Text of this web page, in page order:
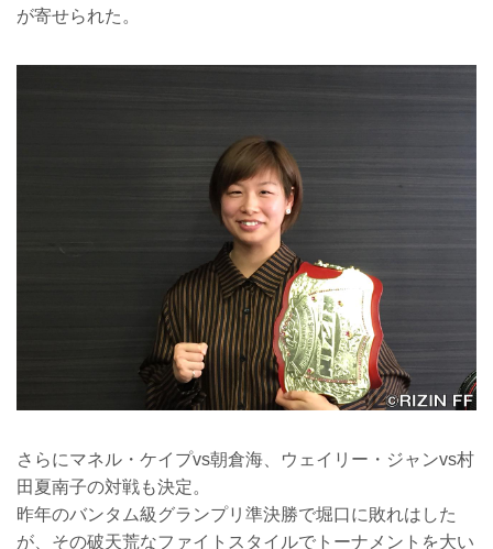
が寄せられた。
さらにマネル・ケイプvs朝倉海、ウェイリー・ジャンvs村
田夏南子の対戦も決定。
昨年のバンタム級グランプリ準決勝で堀口に敗れはした
が、その破天荒なファイトスタイルでトーナメントを大い